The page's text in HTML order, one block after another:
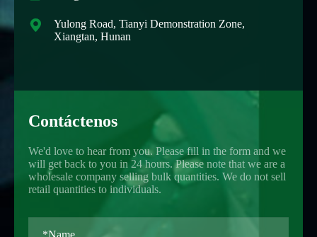

Yulong Road, Tianyi Demonstration Zone,
Xiangtan, Hunan
Contáctenos
We'd love to hear from you. Please fill in the form and we
will get back to you in 24 hours. Please note that we are a
wholesale company selling bulk quantities. We do not sell
retail quantities to individuals.